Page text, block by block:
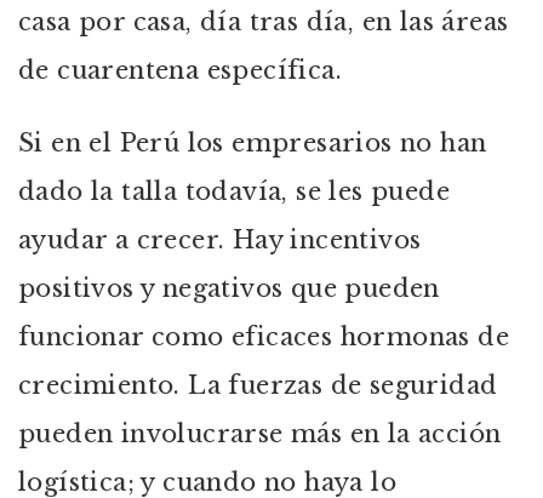
casa por casa, día tras día, en las áreas
de cuarentena específica.
Si en el Perú los empresarios no han
dado la talla todavía, se les puede
ayudar a crecer. Hay incentivos
positivos y negativos que pueden
funcionar como eficaces hormonas de
crecimiento. La fuerzas de seguridad
pueden involucrarse más en la acción
logística; y cuando no haya lo